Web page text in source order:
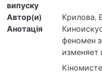
випуску
Автор(и)
Крилова,
Анотація
феномен
изменяет